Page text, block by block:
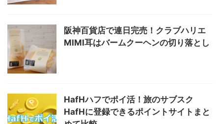
阪神百貨店で連日完売！クラブハリエ
MIMI耳はバームクーヘンの切り落とし
HafHハフでポイ活！旅のサブスク
HafHに登録できるポイントサイトまと